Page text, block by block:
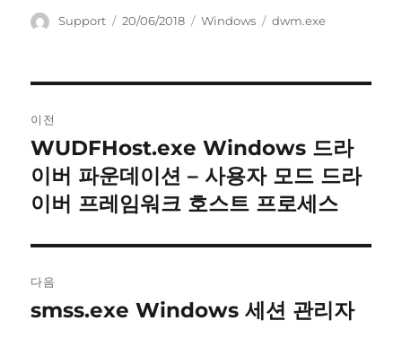
글
Support
작
20/06/2018
카
Windows
태
dwm.exe
내
비
게
이
션
이전
이
전
글:
WUDFHost.exe Windows 드라
이버 파운데이션 – 사용자 모드 드라
이버 프레임워크 호스트 프로세스
다음
다
smss.exe Windows 세션 관리자